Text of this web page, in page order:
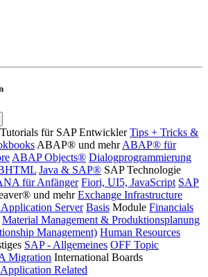
für SAP Entwickler Tips + Tricks &
ABAP® und mehr ABAP® für
ABAP Objects® Dialogprogrammierung
Java & SAP® SAP Technologie
für Anfänger Fiori, UI5, JavaScript SAP
und mehr Exchange Infrastructure
Server Basis Module Financials
Material Management & Produktionsplanung
Management) Human Resources
SAP - Allgemeines OFF Topic
Migration International Boards
Application Related